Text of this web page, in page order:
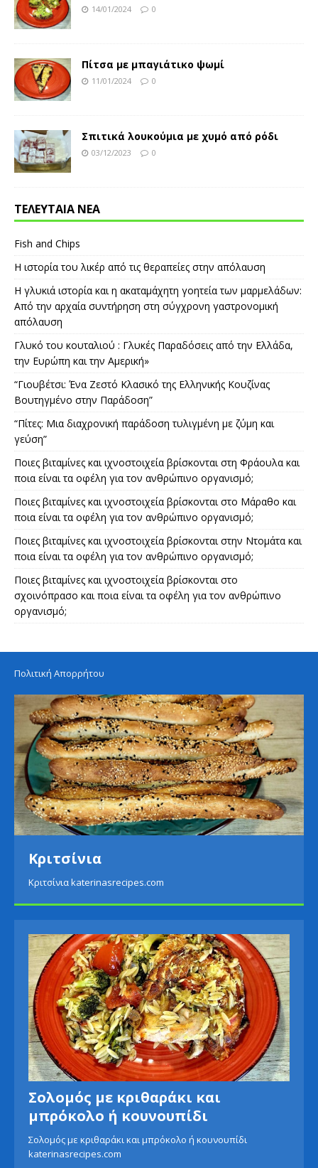
14/01/2024 0
Πίτσα με μπαγιάτικο ψωμί
11/01/2024 0
Σπιτικά λουκούμια με χυμό από ρόδι
03/12/2023 0
ΤΕΛΕΥΤΑΙΑ ΝΕΑ
Fish and Chips
Η ιστορία του λικέρ από τις θεραπείες στην απόλαυση
Η γλυκιά ιστορία και η ακαταμάχητη γοητεία των μαρμελάδων:
Από την αρχαία συντήρηση στη σύγχρονη γαστρονομική
απόλαυση
Γλυκό του κουταλιού : Γλυκές Παραδόσεις από την Ελλάδα,
την Ευρώπη και την Αμερική»
“Γιουβέτσι: Ένα Ζεστό Κλασικό της Ελληνικής Κουζίνας
Βουτηγμένο στην Παράδοση”
“Πίτες: Μια διαχρονική παράδοση τυλιγμένη με ζύμη και
γεύση”
Ποιες βιταμίνες και ιχνοστοιχεία βρίσκονται στη Φράουλα και
ποια είναι τα οφέλη για τον ανθρώπινο οργανισμό;
Ποιες βιταμίνες και ιχνοστοιχεία βρίσκονται στο Μάραθο και
ποια είναι τα οφέλη για τον ανθρώπινο οργανισμό;
Ποιες βιταμίνες και ιχνοστοιχεία βρίσκονται στην Ντομάτα και
ποια είναι τα οφέλη για τον ανθρώπινο οργανισμό;
Ποιες βιταμίνες και ιχνοστοιχεία βρίσκονται στο
σχοινόπρασο και ποια είναι τα οφέλη για τον ανθρώπινο
οργανισμό;
Πολιτική Απορρήτου
Κριτσίνια
Κριτσίνια katerinasrecipes.com
Σολομός με κριθαράκι και
μπρόκολο ή κουνουπίδι
Σολομός με κριθαράκι και μπρόκολο ή κουνουπίδι
katerinasrecipes.com